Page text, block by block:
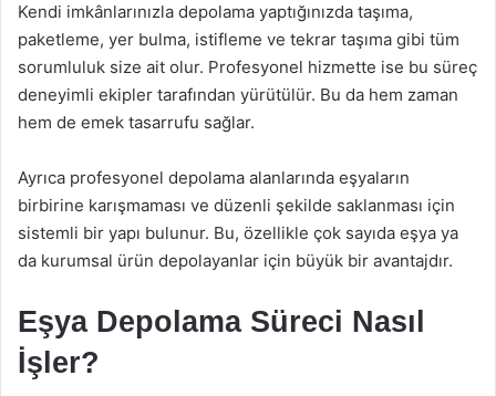
Kendi imkânlarınızla depolama yaptığınızda taşıma,
paketleme, yer bulma, istifleme ve tekrar taşıma gibi tüm
sorumluluk size ait olur. Profesyonel hizmette ise bu süreç
deneyimli ekipler tarafından yürütülür. Bu da hem zaman
hem de emek tasarrufu sağlar.
Ayrıca profesyonel depolama alanlarında eşyaların
birbirine karışmaması ve düzenli şekilde saklanması için
sistemli bir yapı bulunur. Bu, özellikle çok sayıda eşya ya
da kurumsal ürün depolayanlar için büyük bir avantajdır.
Eşya Depolama Süreci Nasıl
İşler?